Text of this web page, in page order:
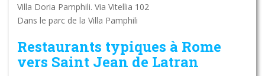
Villa Doria Pamphili. Via Vitellia 102
Dans le parc de la Villa Pamphili
Restaurants typiques à Rome
vers Saint Jean de Latran